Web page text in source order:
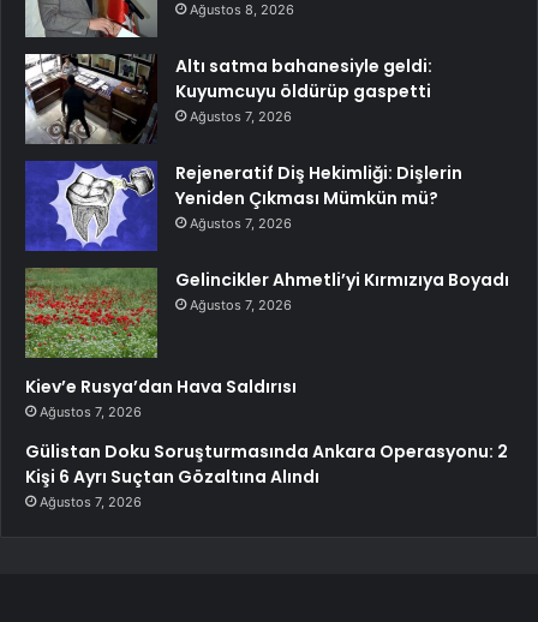
Ağustos 8, 2026
Altı satma bahanesiyle geldi:
Kuyumcuyu öldürüp gaspetti
Ağustos 7, 2026
Rejeneratif Diş Hekimliği: Dişlerin
Yeniden Çıkması Mümkün mü?
Ağustos 7, 2026
Gelincikler Ahmetli’yi Kırmızıya Boyadı
Ağustos 7, 2026
Kiev’e Rusya’dan Hava Saldırısı
Ağustos 7, 2026
Gülistan Doku Soruşturmasında Ankara Operasyonu: 2
Kişi 6 Ayrı Suçtan Gözaltına Alındı
Ağustos 7, 2026